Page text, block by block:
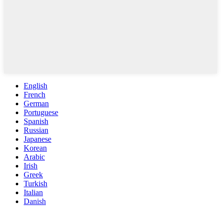
English
French
German
Portuguese
Spanish
Russian
Japanese
Korean
Arabic
Irish
Greek
Turkish
Italian
Danish